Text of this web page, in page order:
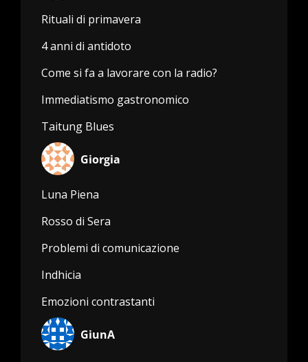
Rituali di primavera
4 anni di antidoto
Come si fa a lavorare con la radio?
Immediatismo gastronomico
Taitung Blues
Giorgia
Luna Piena
Rosso di Sera
Problemi di comunicazione
Indhicia
Emozioni contrastanti
GiunA